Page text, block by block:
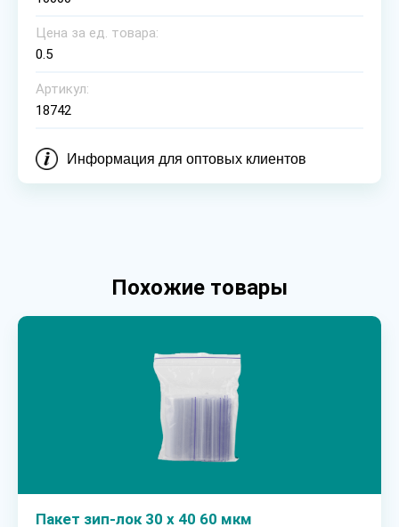
Цена за ед. товара:
0.5
Артикул:
18742
Информация для оптовых клиентов
Похожие товары
Пакет зип-лок 30 х 40 60 мкм